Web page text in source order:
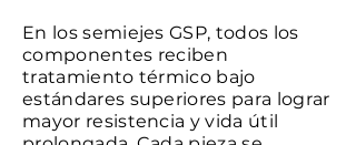
En los semiejes GSP, todos los
componentes reciben
tratamiento térmico bajo
estándares superiores para lograr
mayor resistencia y vida útil